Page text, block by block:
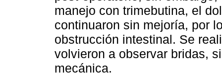
manejo con trimebutina, el
continuaron sin mejoría, por
obstrucción intestinal. Se
volvieron a observar bridas,
mecánica.